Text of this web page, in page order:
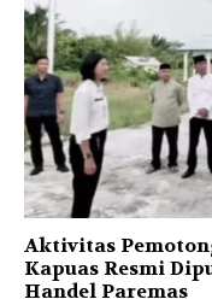
Aktivitas
Kapuas Resmi
Handel Paremas